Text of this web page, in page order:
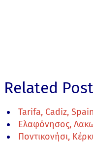
Related
Tarifa, Cadiz,
Ελαφόνησος,
Ποντικονήσι,